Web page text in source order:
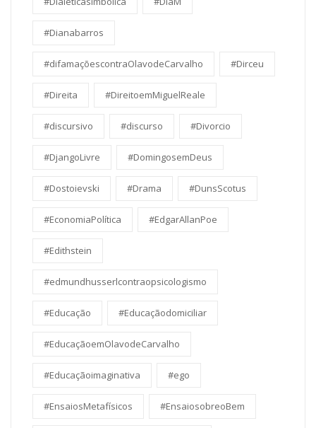
#Dianabarros
#difamaçõescontraOlavodeCarvalho #Dirceu
#Direita #DireitoemMiguelReale
#discursivo #discurso #Divorcio
#DjangoLivre #DomingosemDeus
#Dostoievski #Drama #DunsScotus
#EconomiaPolítica #EdgarAllanPoe
#Edithstein
#edmundhusserlcontraopsicologismo
#Educação #Educaçãodomiciliar
#EducaçãoemOlavodeCarvalho
#Educaçãoimaginativa #ego
#EnsaiosMetafísicos #EnsaiosobreoBem